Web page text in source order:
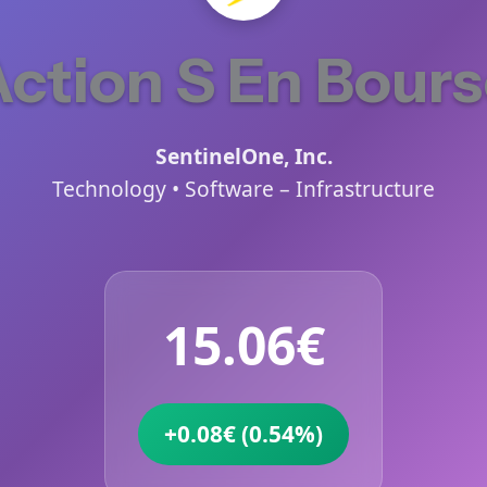
S En
SentinelOne, Inc.
Technology • Software – Infrastructure
15.06€
+0.08€ (0.54%)